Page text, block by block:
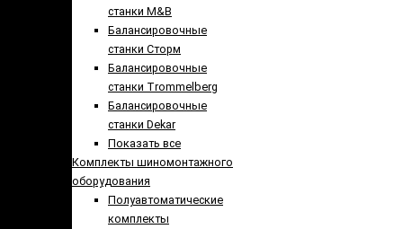
станки M&B
Балансировочные
станки Сторм
Балансировочные
станки Trommelberg
Балансировочные
станки Dekar
Показать все
Комплекты шиномонтажного
оборудования
Полуавтоматические
комплекты